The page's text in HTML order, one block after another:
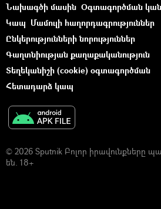
Նախագծի մասին Օգտագործման
Կապ Մամուլի հաղորդագրություններ
Ընկերությունների նորություններ
Գաղտնիության քաղաքականություն
Տեղեկանիշի (cookie) օգտագործման
Հետադարձ կապ
© 2026 Sputnik Բոլոր իրավունքները
են. 18+